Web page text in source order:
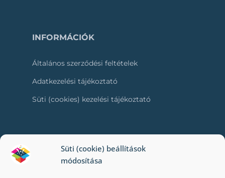
Süti (cookie) beállítások
módosítása
INFORMÁCIÓK
Általános szerződési feltételek
Adatkezelési tájékoztató
Süti (cookies) kezelési tájékoztató
RÓLUNK